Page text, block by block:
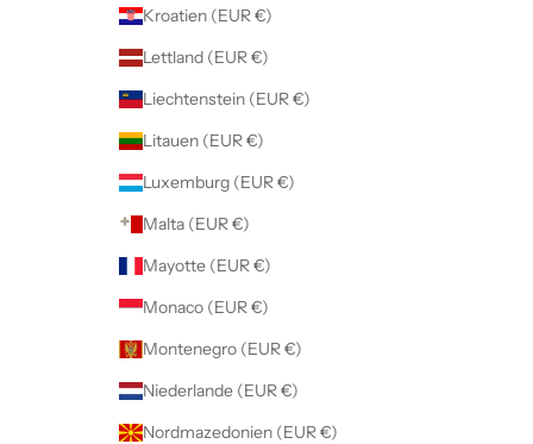
Kroatien (EUR €)
Lettland (EUR €)
Liechtenstein (EUR €)
Litauen (EUR €)
Luxemburg (EUR €)
Malta (EUR €)
Mayotte (EUR €)
Monaco (EUR €)
Montenegro (EUR €)
Niederlande (EUR €)
Nordmazedonien (EUR €)